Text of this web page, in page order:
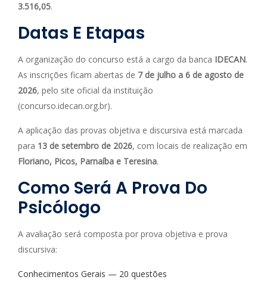
3.516,05.
Datas E Etapas
A organização do concurso está a cargo da banca IDECAN.
As inscrições ficam abertas de 7 de julho a 6 de agosto de
2026, pelo site oficial da instituição
(concurso.idecan.org.br).
A aplicação das provas objetiva e discursiva está marcada
para 13 de setembro de 2026, com locais de realização em
Floriano, Picos, Parnaíba e Teresina.
Como Será A Prova Do
Psicólogo
A avaliação será composta por prova objetiva e prova
discursiva:
Conhecimentos Gerais — 20 questões